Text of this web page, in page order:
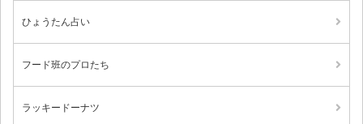
ひょうたん占い
フード班のプロたち
ラッキードーナツ